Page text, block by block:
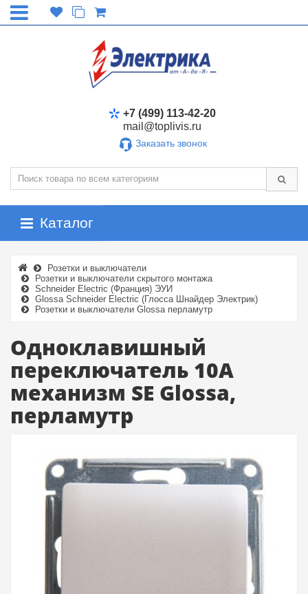
+7 (499) 113-42-20
mail@toplivis.ru
Заказать звонок
Каталог
Розетки и выключатели
Розетки и выключатели скрытого монтажа
Schneider Electric (Франция) ЭУИ
Glossa Schneider Electric (Глосса Шнайдер Электрик)
Розетки и выключатели Glossa перламутр
Одноклавишный
переключатель 10А
механизм SE Glossa,
перламутр